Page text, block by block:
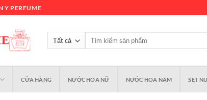
Y PERFUME
Tìm
CỬA HÀNG NƯỚC HOA NỮ NƯỚC HOA NAM SET